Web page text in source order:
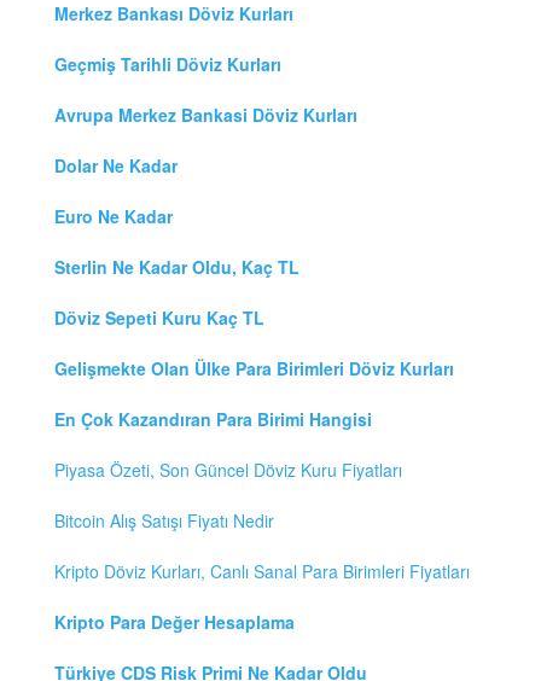
Merkez Bankası Döviz Kurları
Geçmiş Tarihli Döviz Kurları
Avrupa Merkez Bankasi Döviz Kurları
Dolar Ne Kadar
Euro Ne Kadar
Sterlin Ne Kadar Oldu, Kaç TL
Döviz Sepeti Kuru Kaç TL
Gelişmekte Olan Ülke Para Birimleri Döviz Kurları
En Çok Kazandıran Para Birimi Hangisi
Piyasa Özeti, Son Güncel Döviz Kuru Fiyatları
Bitcoin Alış Satışı Fiyatı Nedir
Kripto Döviz Kurları, Canlı Sanal Para Birimleri Fiyatları
Kripto Para Değer Hesaplama
Türkiye CDS Risk Primi Ne Kadar Oldu